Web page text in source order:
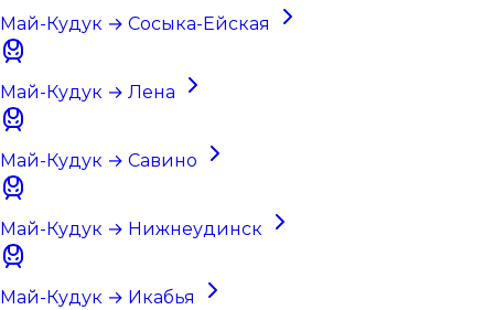
Май-Кудук → Сосыка-Ейская
Май-Кудук → Лена
Май-Кудук → Савино
Май-Кудук → Нижнеудинск
Май-Кудук → Икабья